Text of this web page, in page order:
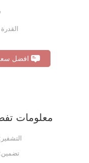
افضل
معلومات
التشفير:
تضمين: